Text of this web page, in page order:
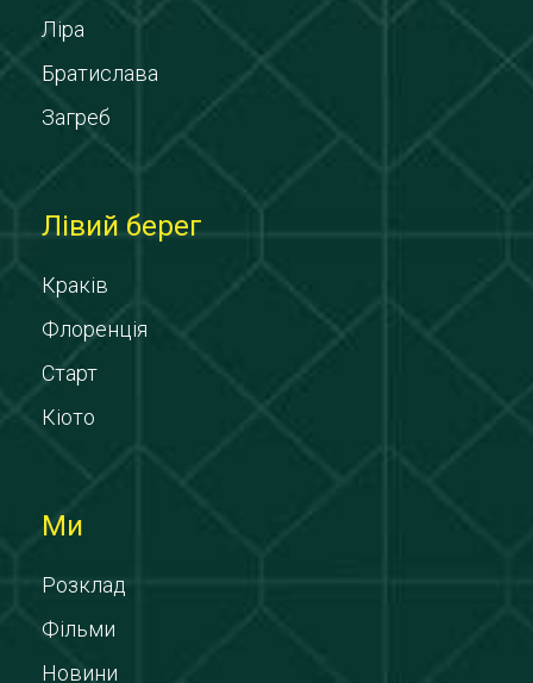
Ліра
Братислава
Загреб
Лівий берег
Краків
Флоренція
Старт
Кіото
Ми
Розклад
Фільми
Новини